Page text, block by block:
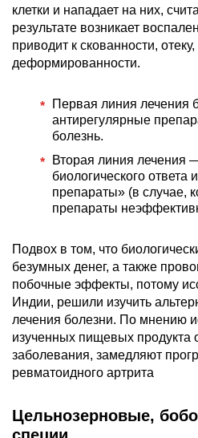
клетки и нападает на них,
результате возникает
приводит к скованности,
деформированности.
Первая линия лечения
антирегулярные
болезнь.
Вторая линия лечения
биологического ответа
препараты» (в случае,
препараты
Подвох в том, что
безумных денег, а также
побочные эффекты, потому
Индии, решили изучить
лечения болезни. По мнению
изученных пищевых продукта
заболевания, замедляют
ревматоидного артрита
Цельнозерновые,